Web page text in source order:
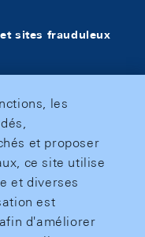
sites frauduleux
les
et proposer
ce site utilise
et diverses
est
d'améliorer